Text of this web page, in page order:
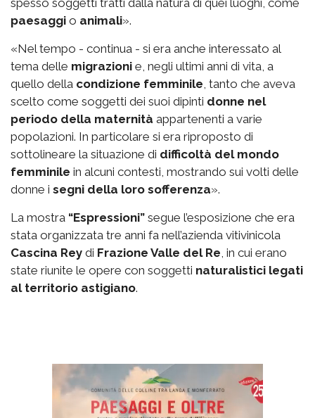
spesso soggetti tratti dalla natura di quei luoghi, come
paesaggi o animali».
«Nel tempo - continua - si era anche interessato al
tema delle migrazioni e, negli ultimi anni di vita, a
quello della condizione femminile, tanto che aveva
scelto come soggetti dei suoi dipinti donne nel
periodo della maternità appartenenti a varie
popolazioni. In particolare si era riproposto di
sottolineare la situazione di difficoltà del mondo
femminile in alcuni contesti, mostrando sui volti delle
donne i segni della loro sofferenza».
La mostra “Espressioni” segue l’esposizione che era
stata organizzata tre anni fa nell’azienda vitivinicola
Cascina Rey di Frazione Valle del Re, in cui erano
state riunite le opere con soggetti naturalistici legati
al territorio astigiano.